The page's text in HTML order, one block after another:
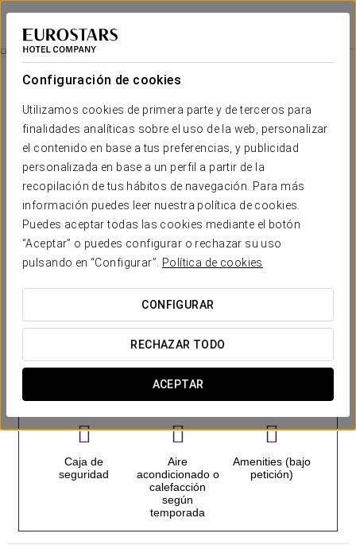
Configuración de cookies
Utilizamos cookies de primera parte y de terceros para
finalidades analíticas sobre el uso de la web, personalizar
el contenido en base a tus preferencias, y publicidad
personalizada en base a un perfil a partir de la
recopilación de tus hábitos de navegación. Para más
información puedes leer nuestra política de cookies.
Puedes aceptar todas las cookies mediante el botón
“Aceptar” o puedes configurar o rechazar su uso
pulsando en “Configurar”.
Política de cookies
CONFIGURAR
RECHAZAR TODO
ACEPTAR
Dorma Casa de Los Linajes
SEGOVIA
Habitaciones
Habitaciones
El confort y descanso que necesitas
El Dorma Casa de Los Linajes comprende 62 excelentes
habitaciones individuales y dobles. Son habitaciones
amplias y luminosas , con nuevos colchones, nuevo mobiliario y
nuevo interiorismo. La mayor parte de las habitaciones se sitúan
en el edificio nuevo y algunas gozan de maravillosas
sobre el valle del río Eresma.
Todas las habitaciones disponen de escritorio, TV de pantalla
SERVICIOS DESTACADOS
Habitaciones
Caja de
seguridad
Aire
acondicionado o
calefacción
según
temporada
Amenities (bajo
petición)